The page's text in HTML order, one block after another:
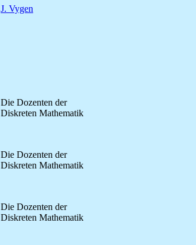
J. Vygen
Die Dozenten der
Diskreten Mathematik
Die Dozenten der
Diskreten Mathematik
Die Dozenten der
Diskreten Mathematik